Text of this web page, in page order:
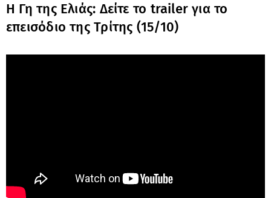
Η Γη της Ελιάς: Δείτε το trailer για το
επεισόδιο της Τρίτης (15/10)